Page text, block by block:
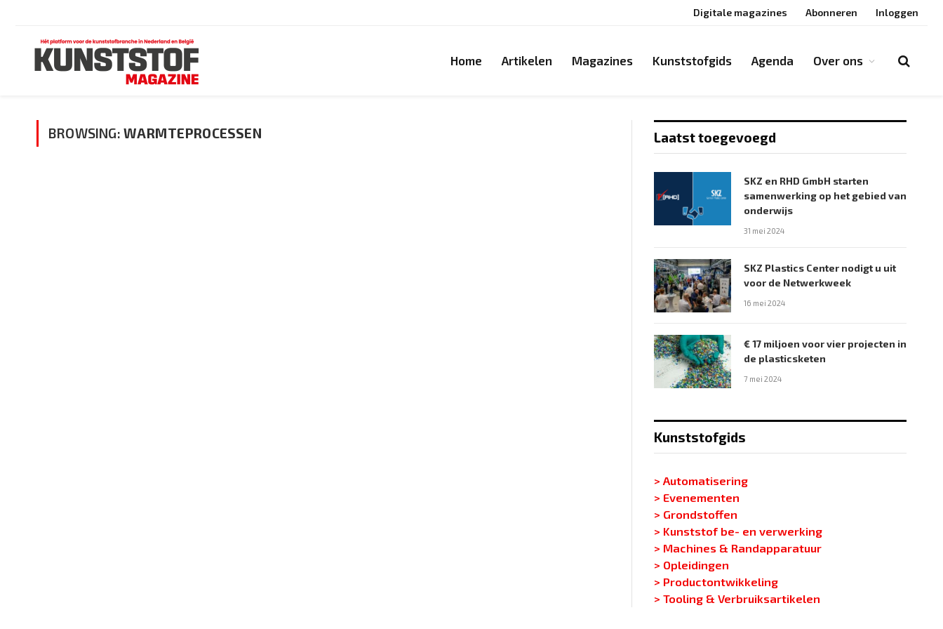
Digitale magazines Abonneren Inloggen
Home Artikelen Magazines Kunststofgids Agenda Over ons
BROWSING: WARMTEPROCESSEN Laatst toegevoegd
SKZ en RHD GmbH starten
samenwerking op het gebied van
onderwijs
31 mei 2024
SKZ Plastics Center nodigt u uit
voor de Netwerkweek
16 mei 2024
€ 17 miljoen voor vier projecten in
de plasticsketen
7 mei 2024
Kunststofgids
> Automatisering
> Evenementen
> Grondstoffen
> Kunststof be- en verwerking
> Machines & Randapparatuur
> Opleidingen
> Productontwikkeling
> Tooling & Verbruiksartikelen